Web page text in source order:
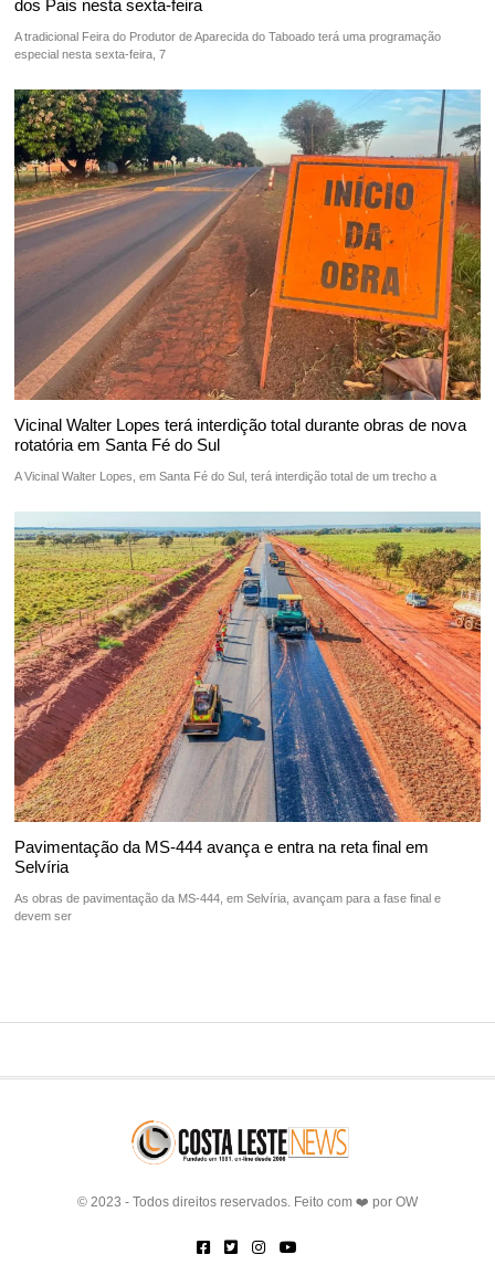
dos Pais nesta sexta-feira
A tradicional Feira do Produtor de Aparecida do Taboado terá uma programação
especial nesta sexta-feira, 7
Vicinal Walter Lopes terá interdição total durante obras de nova
rotatória em Santa Fé do Sul
A Vicinal Walter Lopes, em Santa Fé do Sul, terá interdição total de um trecho a
Pavimentação da MS-444 avança e entra na reta final em
Selvíria
As obras de pavimentação da MS-444, em Selvíria, avançam para a fase final e
devem ser
© 2023 - Todos direitos reservados. Feito com ❤️ por OW